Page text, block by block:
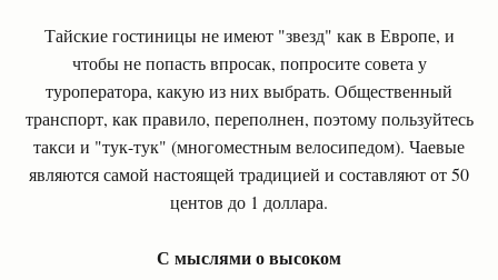
Тайские гостиницы не имеют "звезд" как в Европе, и
чтобы не попасть впросак, попросите совета у
туроператора, какую из них выбрать. Общественный
транспорт, как правило, переполнен, поэтому пользуйтесь
такси и "тук-тук" (многоместным велосипедом). Чаевые
являются самой настоящей традицией и составляют от 50
центов до 1 доллара.
С мыслями о высоком